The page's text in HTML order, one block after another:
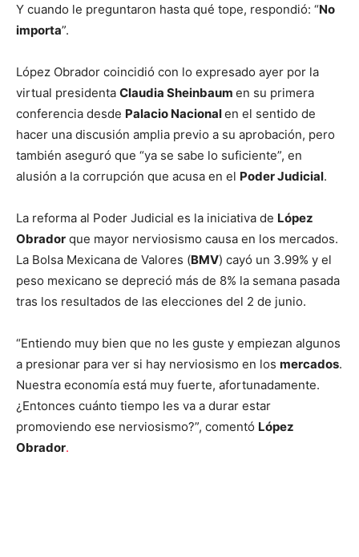
Y cuando le preguntaron hasta qué tope, respondió: “No
importa”.
López Obrador coincidió con lo expresado ayer por la
virtual presidenta Claudia Sheinbaum en su primera
conferencia desde Palacio Nacionalen el sentido de
hacer una discusión amplia previo a su aprobación, pero
también aseguró que “ya se sabe lo suficiente”, en
alusión a la corrupción que acusa en el Poder Judicial.
La reforma al Poder Judicial es la iniciativa de López
Obrador que mayor nerviosismo causa en los mercados.
La Bolsa Mexicana de Valores (BMV) cayó un 3.99% y el
peso mexicano se depreció más de 8% la semana pasada
tras los resultados de las elecciones del 2 de junio.
“Entiendo muy bien que no les guste y empiezan algunos
a presionar para ver si hay nerviosismo en los mercados.
Nuestra economía está muy fuerte, afortunadamente.
¿Entonces cuánto tiempo les va a durar estar
promoviendo ese nerviosismo?”, comentó López
Obrador.